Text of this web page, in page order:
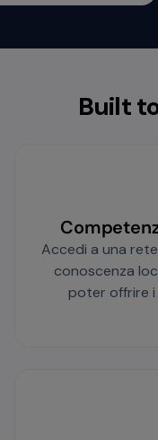
Built
Accedi a una
conoscenza
poter offrire i